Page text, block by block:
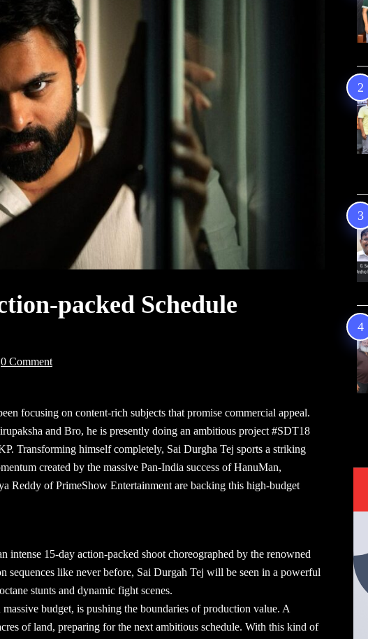
packed Schedule
0 Comment
focusing on content-rich subjects that promise commercial appeal.
and Bro, he is presently doing an ambitious project #SDT18
Transforming himself completely, Sai Durgha Tej sports a striking
created by the massive Pan-India success of HanuMan,
Reddy of PrimeShow Entertainment are backing this high-budget
intense 15-day action-packed shoot choreographed by the renowned
sequences like never before, Sai Durgah Tej will be seen in a powerful
stunts and dynamic fight scenes.
budget, is pushing the boundaries of production value. A
of land, preparing for the next ambitious schedule. With this kind of